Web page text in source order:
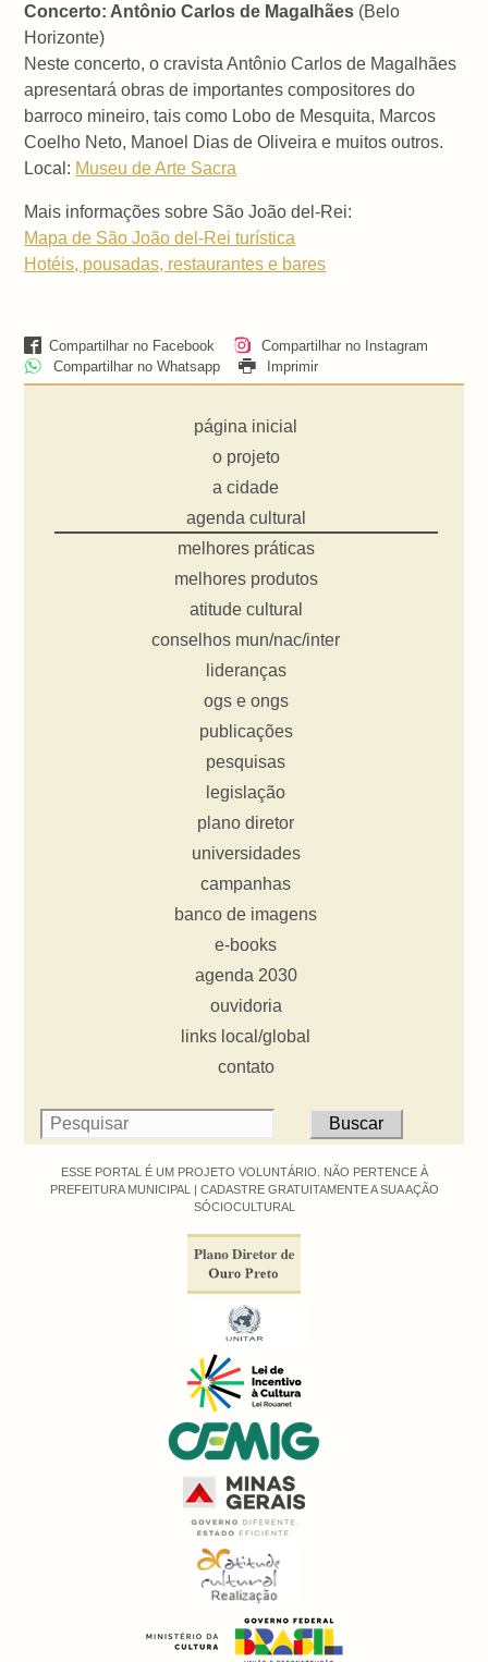
Concerto: Antônio Carlos de Magalhães (Belo
Horizonte)
Neste concerto, o cravista Antônio Carlos de Magalhães
apresentará obras de importantes compositores do
barroco mineiro, tais como Lobo de Mesquita, Marcos
Coelho Neto, Manoel Dias de Oliveira e muitos outros.
Local: Museu de Arte Sacra
Mais informações sobre São João del-Rei:
Mapa de São João del-Rei turística
Hotéis, pousadas, restaurantes e bares
Compartilhar no Facebook
Compartilhar no Instagram
Compartilhar no Whatsapp
Imprimir
página inicial
o projeto
a cidade
agenda cultural
melhores práticas
melhores produtos
atitude cultural
conselhos mun/nac/inter
lideranças
ogs e ongs
publicações
pesquisas
legislação
plano diretor
universidades
campanhas
banco de imagens
e-books
agenda 2030
ouvidoria
links local/global
contato
ESSE PORTAL É UM PROJETO VOLUNTÁRIO. NÃO PERTENCE À
PREFEITURA MUNICIPAL | CADASTRE GRATUITAMENTE A SUA AÇÃO
SÓCIOCULTURAL